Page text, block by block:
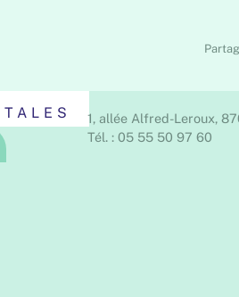
1, allée Alfred-Leroux,
Tél. : 05 55 50 97 60